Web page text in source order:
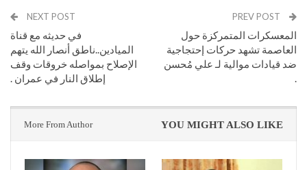
المعسكرات المتمركزة حول
العاصمة تشهد حركات إحتجاجية
ضد قيادات موالية لـ علي مُحسن
.
NEXT POST
في حديثه مع قناة
الميادين..ناطق أنصار الله يتهم
الإصلاح بمواصله خروقات وقف
إطلاق النار في عمران .
YOU MIGHT ALSO LIKE
More From Author